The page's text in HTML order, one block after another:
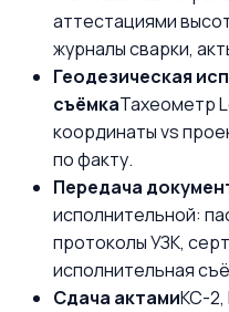
аттестациями
журналы сварки,
Геодезическая
съёмкаТахеометр
координаты vs
по факту.
Передача
исполнительной:
протоколы УЗК,
исполнительная
Сдача актамиКС-2,